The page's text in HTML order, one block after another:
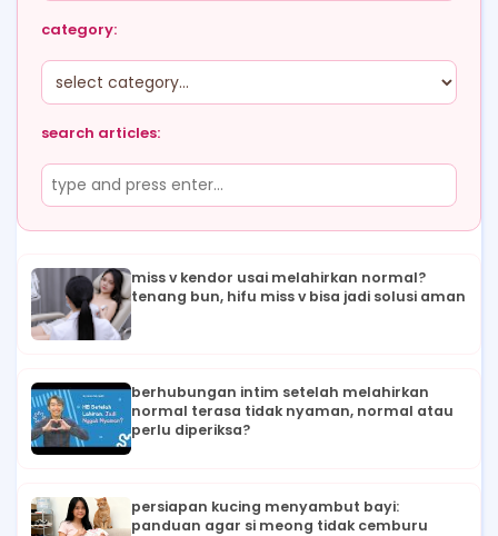
category:
search articles:
miss v kendor usai melahirkan normal?
tenang bun, hifu miss v bisa jadi solusi aman
berhubungan intim setelah melahirkan
normal terasa tidak nyaman, normal atau
perlu diperiksa?
persiapan kucing menyambut bayi:
panduan agar si meong tidak cemburu